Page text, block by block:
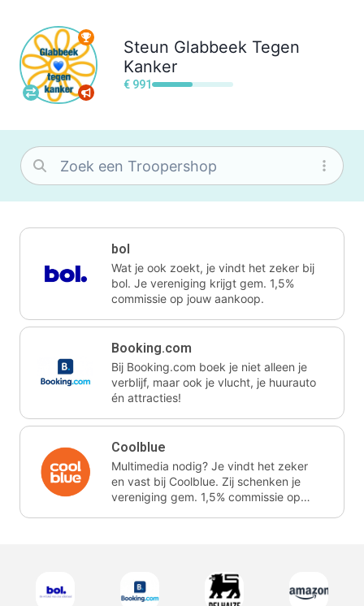
Steun Glabbeek Tegen
Kanker
€ 991
bol
Wat je ook zoekt, je vindt het zeker bij
bol. Je vereniging krijgt gem. 1,5%
commissie op jouw aankoop.
Booking.com
Bij Booking.com boek je niet alleen je
verblijf, maar ook je vlucht, je huurauto
én attracties!
Coolblue
Multimedia nodig? Je vindt het zeker
en vast bij Coolblue. Zij schenken je
vereniging gem. 1,5% commissie op